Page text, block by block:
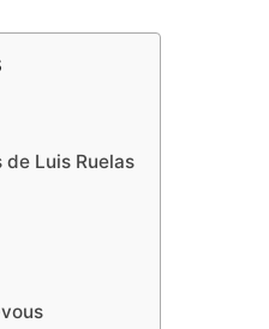
Luis Ruelas